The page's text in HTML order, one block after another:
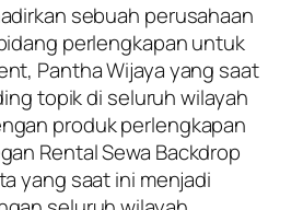
sebuah perusahaan
perlengkapan untuk
Pantha Wijaya yang saat
topik di seluruh wilayah
produk perlengkapan
Rental Sewa Backdrop
yang saat ini menjadi